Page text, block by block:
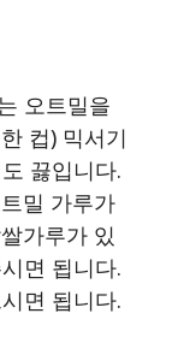
오트밀을
컵) 믹서기
끓입니다.
밀 가루가
가루가 있
면 됩니다.
면 됩니다.